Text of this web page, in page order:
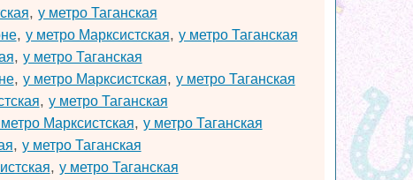
, у метро Таганская
, у метро Марксистская, у метро Таганская
, у метро Таганская
, у метро Марксистская, у метро Таганская
, у метро Таганская
Марксистская, у метро Таганская
, у метро Таганская
, у метро Таганская